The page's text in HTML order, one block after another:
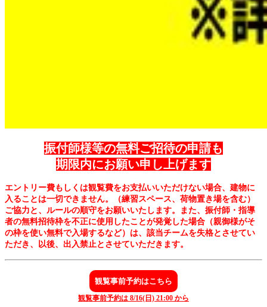
振付師様等の無料ご招待の申請も
期限内にお願い申し上げます
エントリー費もしくは観覧費をお支払いいただけない場合、建物に
入ることは一切できません。（練習スペース、荷物置き場を含む）
ご協力と、ルールの順守をお願いいたします。また、 振付師・指導
者の無料招待枠を不正に使用したことが発覚した場合（親御様がそ
の枠を使い無料で入場するなど）は、該当チームを失格とさせてい
ただき、以後、出入禁止とさせていただきます。
観覧事前予約はこちら
観覧事前予約は 8/16(日) 21:00 から